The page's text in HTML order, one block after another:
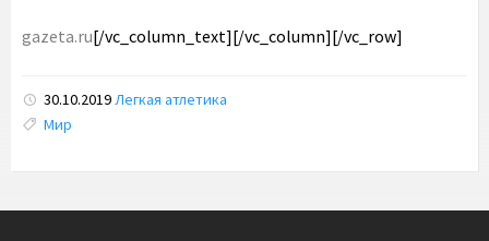
gazeta.ru[/vc_column_text][/vc_column][/vc_row]
30.10.2019Легкая атлетика
Tags:
Мир